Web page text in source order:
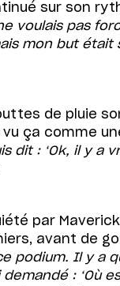
sur son
voulais pas
mon but était
de pluie
ça comme
dit : ‘Ok, il y a
par
avant de
podium. Il y a
: ‘Où